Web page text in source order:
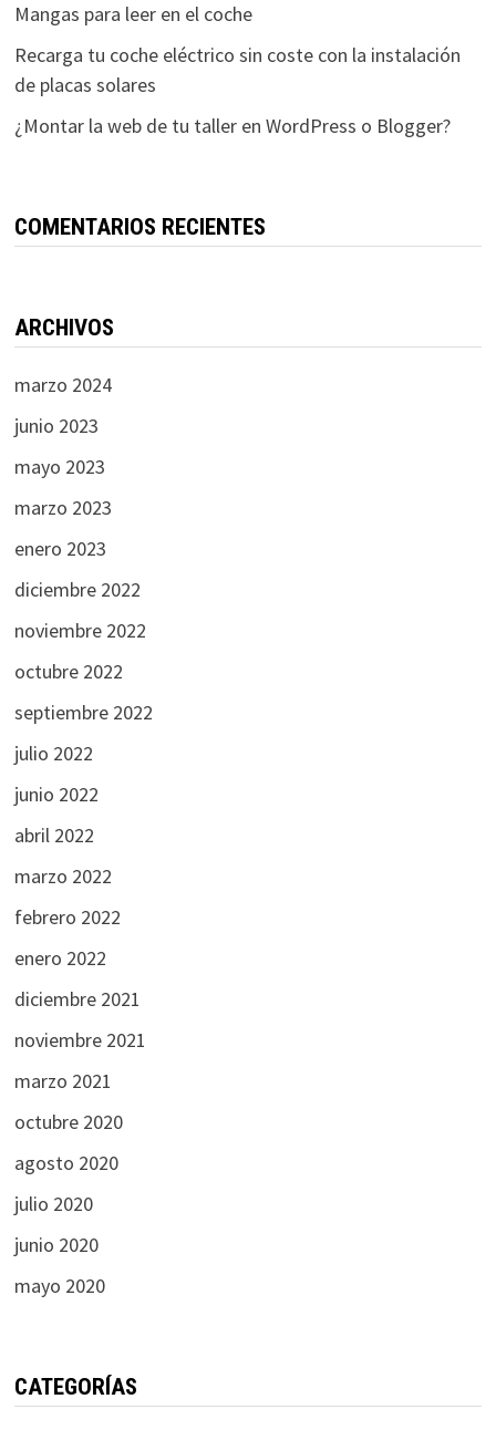
Mangas para leer en el coche
Recarga tu coche eléctrico sin coste con la instalación
de placas solares
¿Montar la web de tu taller en WordPress o Blogger?
COMENTARIOS RECIENTES
ARCHIVOS
marzo 2024
junio 2023
mayo 2023
marzo 2023
enero 2023
diciembre 2022
noviembre 2022
octubre 2022
septiembre 2022
julio 2022
junio 2022
abril 2022
marzo 2022
febrero 2022
enero 2022
diciembre 2021
noviembre 2021
marzo 2021
octubre 2020
agosto 2020
julio 2020
junio 2020
mayo 2020
CATEGORÍAS